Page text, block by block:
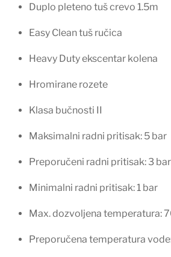
Duplo pleteno tuš crevo 1.5m
Easy Clean tuš ručica
Heavy Duty ekscentar kolena
Hromirane rozete
Klasa bučnosti II
Maksimalni radni pritisak: 5 bar
Preporučeni radni pritisak: 3 bar
Minimalni radni pritisak: 1 bar
Max. dozvoljena temperatura:
Preporučena temperatura